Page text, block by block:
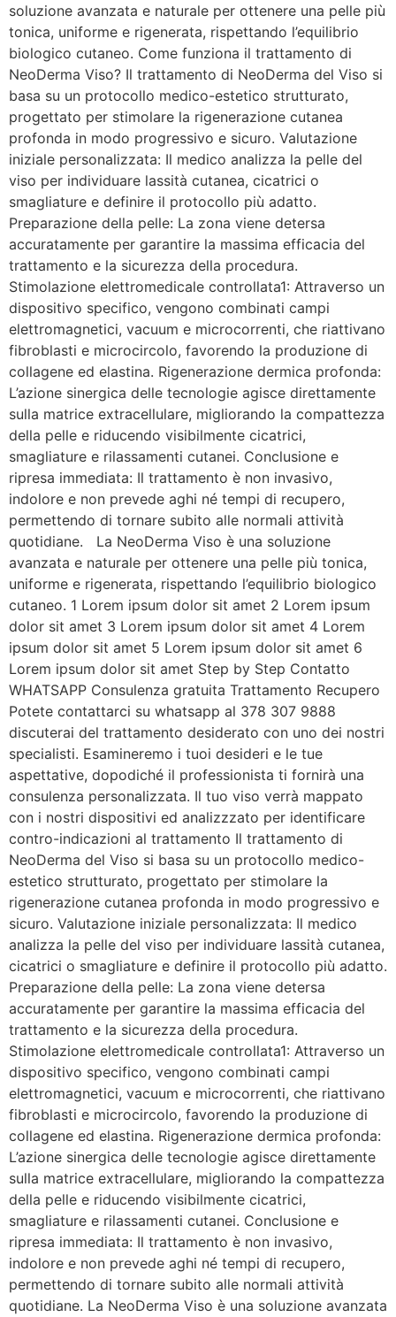
soluzione avanzata e naturale per ottenere una pelle più
tonica, uniforme e rigenerata, rispettando l’equilibrio
biologico cutaneo. Come funziona il trattamento di
NeoDerma Viso? Il trattamento di NeoDerma del Viso si
basa su un protocollo medico-estetico strutturato,
progettato per stimolare la rigenerazione cutanea
profonda in modo progressivo e sicuro. Valutazione
iniziale personalizzata: Il medico analizza la pelle del
viso per individuare lassità cutanea, cicatrici o
smagliature e definire il protocollo più adatto.
Preparazione della pelle: La zona viene detersa
accuratamente per garantire la massima efficacia del
trattamento e la sicurezza della procedura.
Stimolazione elettromedicale controllata1: Attraverso un
dispositivo specifico, vengono combinati campi
elettromagnetici, vacuum e microcorrenti, che riattivano
fibroblasti e microcircolo, favorendo la produzione di
collagene ed elastina. Rigenerazione dermica profonda:
L’azione sinergica delle tecnologie agisce direttamente
sulla matrice extracellulare, migliorando la compattezza
della pelle e riducendo visibilmente cicatrici,
smagliature e rilassamenti cutanei. Conclusione e
ripresa immediata: Il trattamento è non invasivo,
indolore e non prevede aghi né tempi di recupero,
permettendo di tornare subito alle normali attività
quotidiane. La NeoDerma Viso è una soluzione
avanzata e naturale per ottenere una pelle più tonica,
uniforme e rigenerata, rispettando l’equilibrio biologico
cutaneo. 1 Lorem ipsum dolor sit amet 2 Lorem ipsum
dolor sit amet 3 Lorem ipsum dolor sit amet 4 Lorem
ipsum dolor sit amet 5 Lorem ipsum dolor sit amet 6
Lorem ipsum dolor sit amet Step by Step Contatto
WHATSAPP Consulenza gratuita Trattamento Recupero
Potete contattarci su whatsapp al 378 307 9888
discuterai del trattamento desiderato con uno dei nostri
specialisti. Esamineremo i tuoi desideri e le tue
aspettative, dopodiché il professionista ti fornirà una
consulenza personalizzata. Il tuo viso verrà mappato
con i nostri dispositivi ed analizzzato per identificare
contro-indicazioni al trattamento Il trattamento di
NeoDerma del Viso si basa su un protocollo medico-
estetico strutturato, progettato per stimolare la
rigenerazione cutanea profonda in modo progressivo e
sicuro. Valutazione iniziale personalizzata: Il medico
analizza la pelle del viso per individuare lassità cutanea,
cicatrici o smagliature e definire il protocollo più adatto.
Preparazione della pelle: La zona viene detersa
accuratamente per garantire la massima efficacia del
trattamento e la sicurezza della procedura.
Stimolazione elettromedicale controllata1: Attraverso un
dispositivo specifico, vengono combinati campi
elettromagnetici, vacuum e microcorrenti, che riattivano
fibroblasti e microcircolo, favorendo la produzione di
collagene ed elastina. Rigenerazione dermica profonda:
L’azione sinergica delle tecnologie agisce direttamente
sulla matrice extracellulare, migliorando la compattezza
della pelle e riducendo visibilmente cicatrici,
smagliature e rilassamenti cutanei. Conclusione e
ripresa immediata: Il trattamento è non invasivo,
indolore e non prevede aghi né tempi di recupero,
permettendo di tornare subito alle normali attività
quotidiane. La NeoDerma Viso è una soluzione avanzata